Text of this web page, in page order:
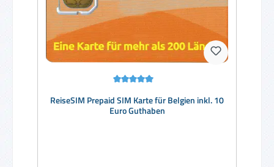
ReiseSIM Prepaid SIM Karte für Belgien inkl. 10
Euro Guthaben